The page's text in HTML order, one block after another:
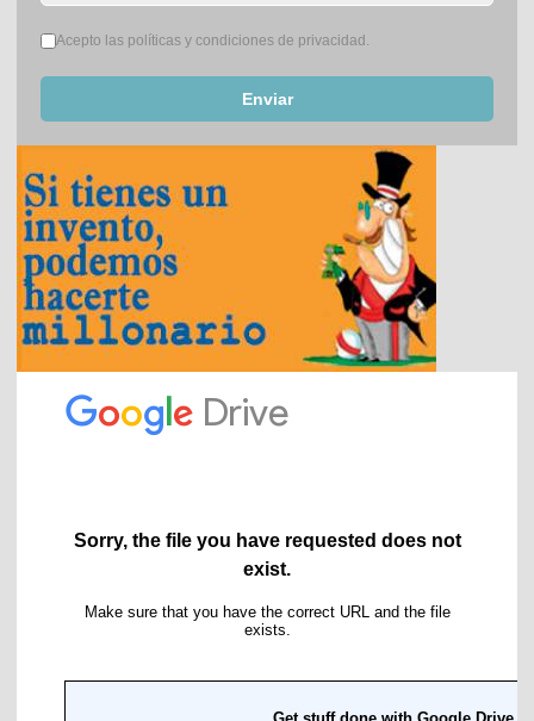
Términos del servicio*
Acepto las políticas y condiciones de privacidad.
Enviar